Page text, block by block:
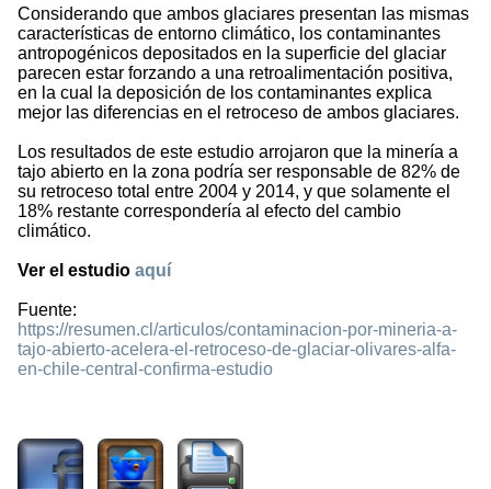
Considerando que ambos glaciares presentan las mismas
características de entorno climático, los contaminantes
antropogénicos depositados en la superficie del glaciar
parecen estar forzando a una retroalimentación positiva,
en la cual la deposición de los contaminantes explica
mejor las diferencias en el retroceso de ambos glaciares.
Los resultados de este estudio arrojaron que la minería a
tajo abierto en la zona podría ser responsable de 82% de
su retroceso total entre 2004 y 2014, y que solamente el
18% restante correspondería al efecto del cambio
climático.
Ver el estudio aquí
Fuente:
https://resumen.cl/articulos/contaminacion-por-mineria-a-
tajo-abierto-acelera-el-retroceso-de-glaciar-olivares-alfa-
en-chile-central-confirma-estudio